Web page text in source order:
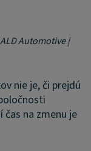
Automotive |
nie je, či prejdú
čas na zmenu je